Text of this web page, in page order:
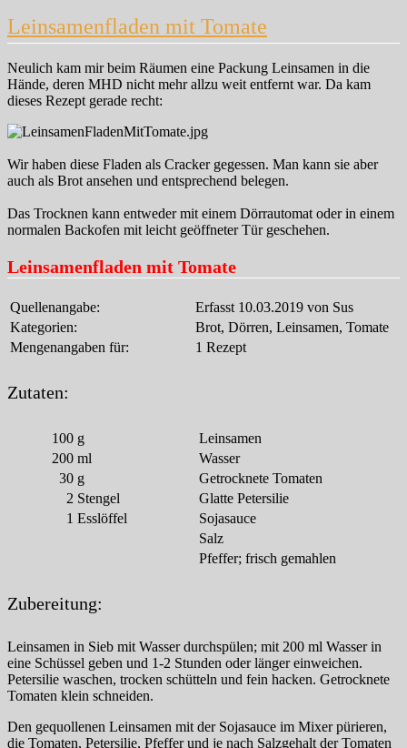
Leinsamenfladen mit Tomate
Neulich kam mir beim Räumen eine Packung Leinsamen in die
Hände, deren MHD nicht mehr allzu weit entfernt war. Da kam
dieses Rezept gerade recht:
Wir haben diese Fladen als Cracker gegessen. Man kann sie aber
auch als Brot ansehen und entsprechend belegen.
Das Trocknen kann entweder mit einem Dörrautomat oder in einem
normalen Backofen mit leicht geöffneter Tür geschehen.
Leinsamenfladen mit Tomate
Quellenangabe:
Erfasst 10.03.2019 von Sus
Kategorien:
Brot, Dörren, Leinsamen, Tomate
Mengenangaben für:
1 Rezept
Zutaten:
100 g
Leinsamen
200 ml
Wasser
30 g
Getrocknete Tomaten
2 Stengel
Glatte Petersilie
1 Esslöffel
Sojasauce
Salz
Pfeffer; frisch gemahlen
Zubereitung:
Leinsamen in Sieb mit Wasser durchspülen; mit 200 ml Wasser in
eine Schüssel geben und 1-2 Stunden oder länger einweichen.
Petersilie waschen, trocken schütteln und fein hacken. Getrocknete
Tomaten klein schneiden.
Den gequollenen Leinsamen mit der Sojasauce im Mixer pürieren,
die Tomaten, Petersilie, Pfeffer und je nach Salzgehalt der Tomaten